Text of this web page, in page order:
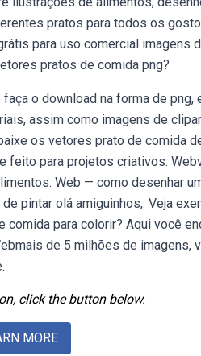
pratos para todos os
para uso comercial imagens
pratos de comida png?
o download na forma de png,
assim como imagens de
os vetores prato de comida
feito para projetos criativos.
Web — como desenhar
pintar olá amiguinhos,. Veja
para colorir? Aqui você
de 5 milhões de imagens,
click the button below.
MORE